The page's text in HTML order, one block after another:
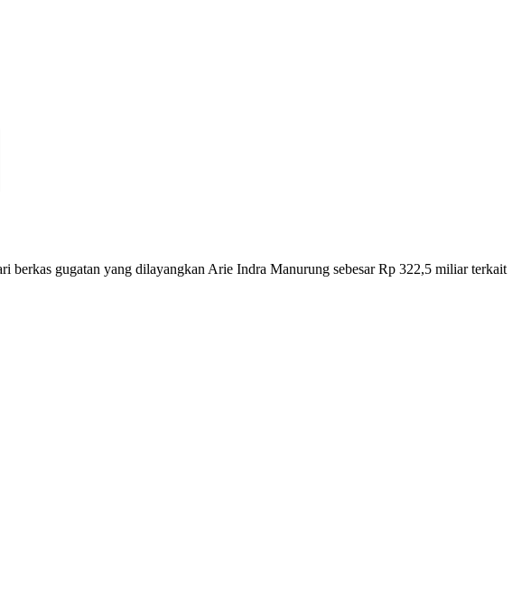
berkas gugatan yang dilayangkan Arie Indra Manurung sebesar Rp 322,5 miliar terkait